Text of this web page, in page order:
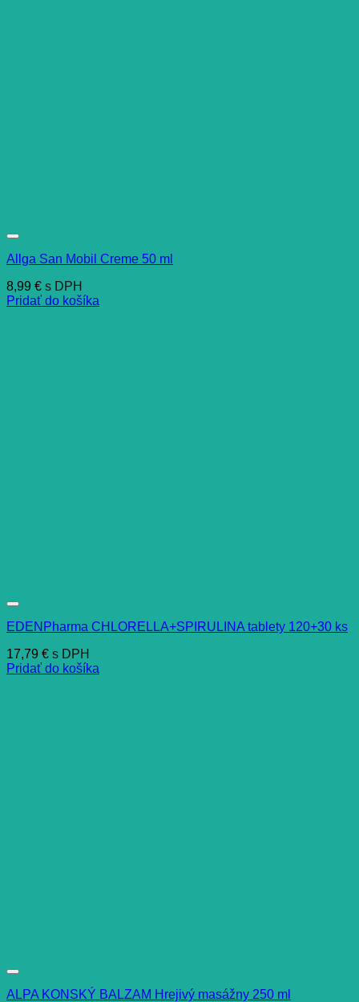
Allga San Mobil Creme 50 ml
8,99 € s DPH
Pridať do košíka
EDENPharma CHLORELLA+SPIRULINA tablety 120+30 ks
17,79 € s DPH
Pridať do košíka
ALPA KONSKÝ BALZAM Hrejivý masážny 250 ml